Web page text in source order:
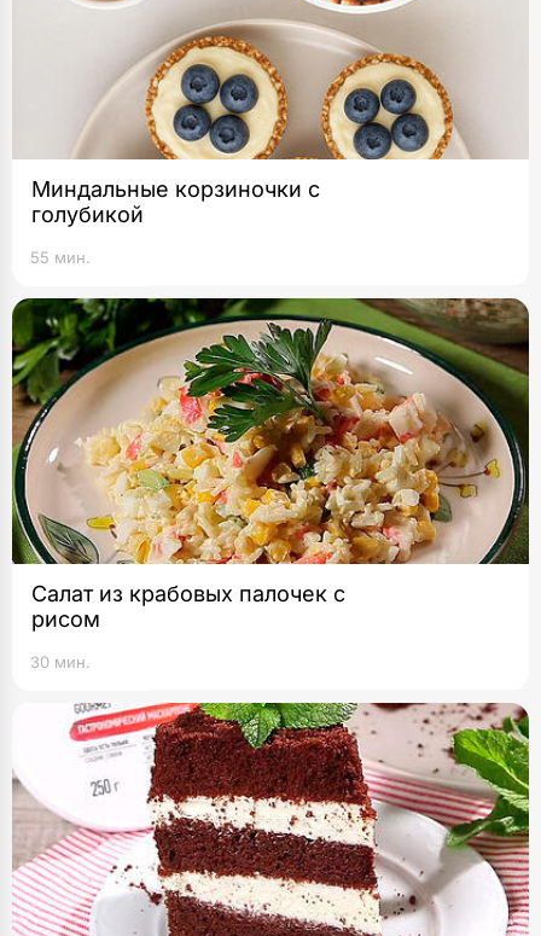
Миндальные корзиночки с
голубикой
55 мин.
Салат из крабовых палочек с
рисом
30 мин.